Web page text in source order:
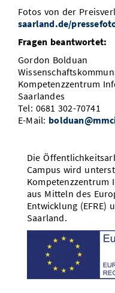
Fotos von der
saarland.de/
Fragen beantwortet:
Gordon Bolduan
Kompetenzzentrum
Saarlandes
Tel: 0681 302-70741
E-Mail:
Die
Campus wird
Kompetenzzentrum
aus Mitteln des
Entwicklung (EFRE)
Saarland.